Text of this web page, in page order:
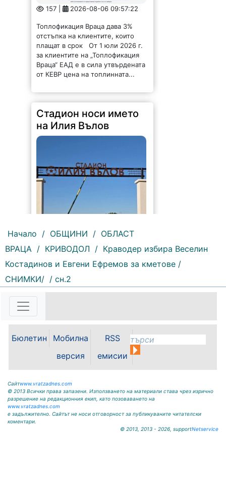
157 | 2026-08-06 09:57:22
Топлофикация Враца дава 3%
отстъпка на клиентите, които
плащат в срок От 1 юли 2026 г.
за клиентите на „Топлофикация
Враца“ ЕАД е в сила утвърдената
от КЕВР цена на топлинната...
Стадион носи името
на Илия Вълов
161 | 2026-08-06 09:55:43
С футболна среща между
юношеските отбори на "Мизия" /
Кнежа/ и "Ботев" /Враца/ ще
Кнежа. Спортното съоръжение
вратар от близкото минало
Начало / ОБЩИНИ / ОБЛАСТ
ВРАЦА / КРИВОДОЛ / Краводер избира Веселин
Костадинов и Евгени Ефремов за кметове /
СНИМКИ/ / сн.2
Бюлетин
Мобилна
версия
RSS
емисии
Сайтwww.vratzadnes.com
© 2013 Всички права запазени. Използването на материали става чрез изрично
разрешение на редакционния екип, като позоваването на
www.vratzadnes.com
е задължително. Сайтът не носи отговорност за публикуваните читателски
коментари.
© 2013, 2013 - 2026, supportNetservice